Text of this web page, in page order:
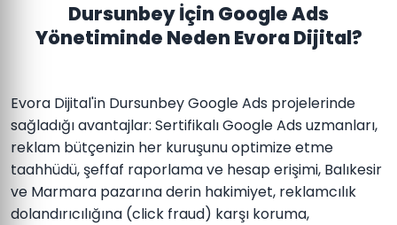
Dursunbey İçin Google Ads
Yönetiminde Neden Evora Dijital?
Evora Dijital'in Dursunbey Google Ads projelerinde
sağladığı avantajlar: Sertifikalı Google Ads uzmanları,
reklam bütçenizin her kuruşunu optimize etme
taahhüdü, şeffaf raporlama ve hesap erişimi, Balıkesir
ve Marmara pazarına derin hakimiyet, reklamcılık
dolandırıcılığına (click fraud) karşı koruma,